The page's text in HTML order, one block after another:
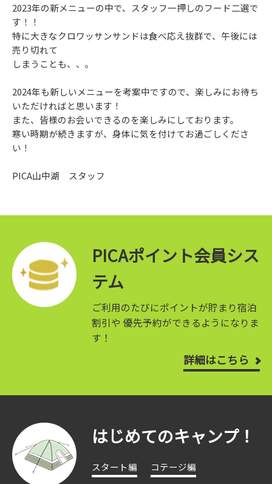
2023年の新メニューの中で、スタッフ一押しのフード二選で
す！！
特に大きなクロワッサンサンドは食べ応え抜群で、午後には
売り切れて
しまうことも、、。
2024年も新しいメニューを考案中ですので、楽しみにお待ち
いただければと思います！
また、皆様のお会いできるのを楽しみにしております。
寒い時期が続きますが、身体に気を付けてお過ごしくださ
い！
PICA山中湖 スタッフ
PICAポイント会員シス
テム
ご利用のたびにポイントが貯まり宿泊
割引や 優先予約ができるようになりま
す！
詳細はこちら
はじめてのキャンプ！
スタート編
コテージ編